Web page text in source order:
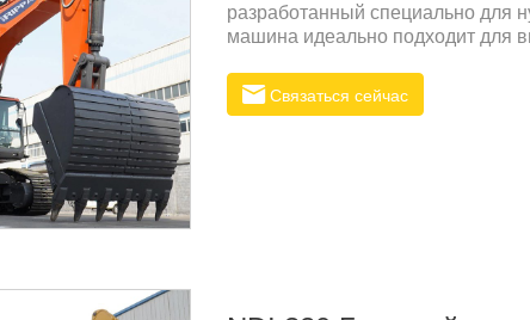
разработанный специально для
машина идеально подходит для
Связаться сейчас